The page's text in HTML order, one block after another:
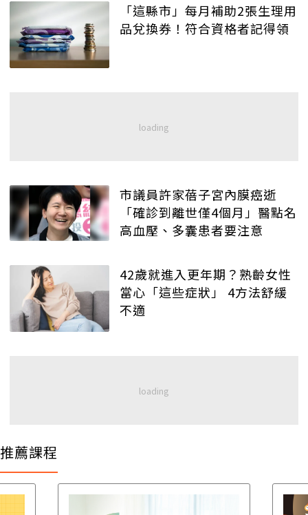
「這縣市」每月補助2張生理用
品兌換券！符合資格者記得領
市議員許家蓓子宮內膜癌逝
「確診到離世僅4個月」醫點名
高血壓、多囊患者要注意
42歲就進入更年期？熟齡女性
當心「這些症狀」 4方法舒緩
不適
推薦課程